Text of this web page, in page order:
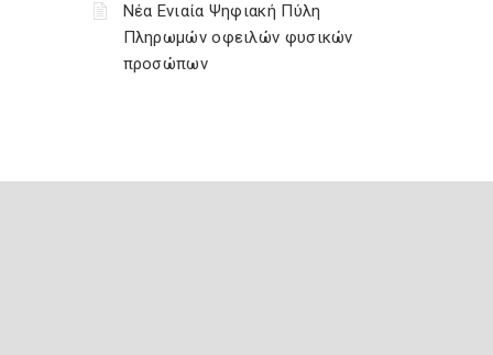
Νέα Ενιαία Ψηφιακή Πύλη
Πληρωμών οφειλών φυσικών
προσώπων